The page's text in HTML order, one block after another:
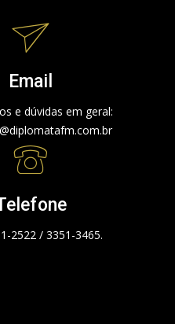
Email
e dúvidas em geral:
2522 / 3351-3465.